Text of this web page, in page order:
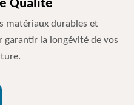
Qualité
matériaux durables et
la longévité de vos